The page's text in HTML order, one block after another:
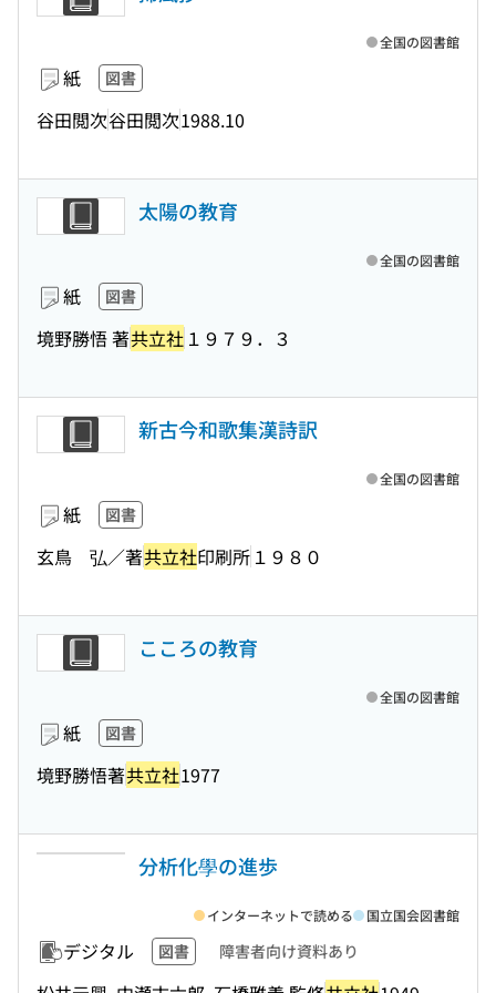
紙 図書
谷田閲次谷田閲次1988.10
全国の図書館
太陽の教育
紙 図書
境野勝悟 著共立社 １９７９．３
全国の図書館
新古今和歌集漢詩訳
紙 図書
玄鳥 弘／著共立社印刷所 １９８０
全国の図書館
こころの教育
紙 図書
境野勝悟著共立社1977
全国の図書館
分析化學の進歩
デジタル 図書 障害者向け資料あり
インターネットで読める 国立国会図書館